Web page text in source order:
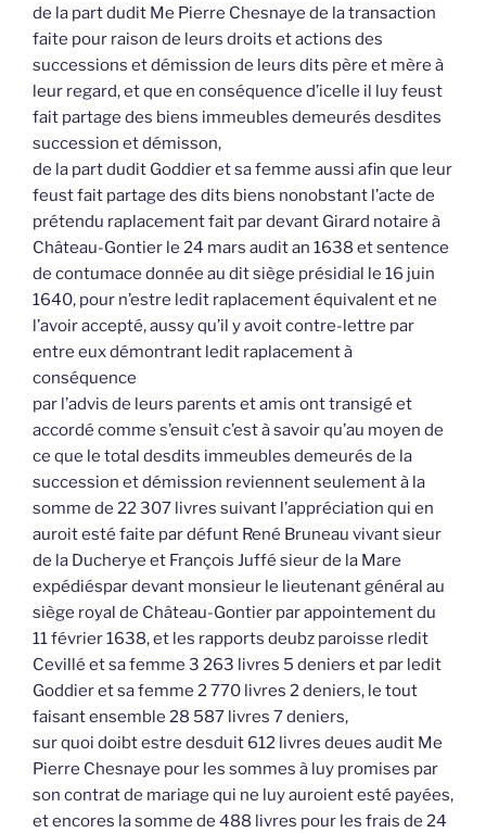
de la part dudit Me Pierre Chesnaye de la transaction
faite pour raison de leurs droits et actions des
successions et démission de leurs dits père et mère à
leur regard, et que en conséquence d’icelle il luy feust
fait partage des biens immeubles demeurés desdites
succession et démisson,
de la part dudit Goddier et sa femme aussi afin que leur
feust fait partage des dits biens nonobstant l’acte de
prétendu raplacement fait par devant Girard notaire à
Château-Gontier le 24 mars audit an 1638 et sentence
de contumace donnée au dit siège présidial le 16 juin
1640, pour n’estre ledit raplacement équivalent et ne
l’avoir accepté, aussy qu’il y avoit contre-lettre par
entre eux démontrant ledit raplacement à
conséquence
par l’advis de leurs parents et amis ont transigé et
accordé comme s’ensuit c’est à savoir qu’au moyen de
ce que le total desdits immeubles demeurés de la
succession et démission reviennent seulement à la
somme de 22 307 livres suivant l’appréciation qui en
auroit esté faite par défunt René Bruneau vivant sieur
de la Ducherye et François Juffé sieur de la Mare
expédiéspar devant monsieur le lieutenant général au
siège royal de Château-Gontier par appointement du
11 février 1638, et les rapports deubz paroisse rledit
Cevillé et sa femme 3 263 livres 5 deniers et par ledit
Goddier et sa femme 2 770 livres 2 deniers, le tout
faisant ensemble 28 587 livres 7 deniers,
sur quoi doibt estre desduit 612 livres deues audit Me
Pierre Chesnaye pour les sommes à luy promises par
son contrat de mariage qui ne luy auroient esté payées,
et encores la somme de 488 livres pour les frais de 24